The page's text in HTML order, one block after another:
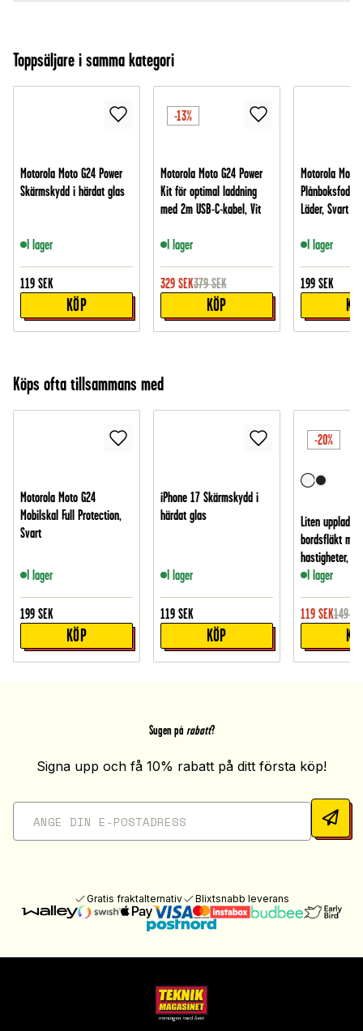
Toppsäljare i samma kategori
Motorola Moto G24 Power
Skärmskydd i härdat glas
I lager
119 SEK
KÖP
-13%
Motorola Moto G24 Power
Kit för optimal laddning
med 2m USB-C-kabel, Vit
I lager
329 SEK379 SEK
KÖP
Motorola Moto
Läder, Svart
I lager
199 SEK
Köps ofta tillsammans med
Motorola Moto G24
Mobilskal Full Protection,
Svart
I lager
199 SEK
KÖP
iPhone 17 Skärmskydd i
härdat glas
I lager
119 SEK
KÖP
-20%
Liten
bordsfläkt
hastigheter, Vit
I lager
119 SEK149
Sugen på rabatt?
Signa upp och få 10% rabatt på ditt första köp!
Gratis fraktalternativ Blixtsnabb leverans